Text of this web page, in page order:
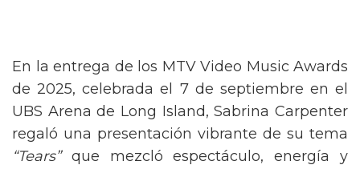
En la entrega de los MTV Video Music Awards
de 2025, celebrada el 7 de septiembre en el
UBS Arena de Long Island, Sabrina Carpenter
regaló una presentación vibrante de su tema
“Tears”que mezcló espectáculo, energía y